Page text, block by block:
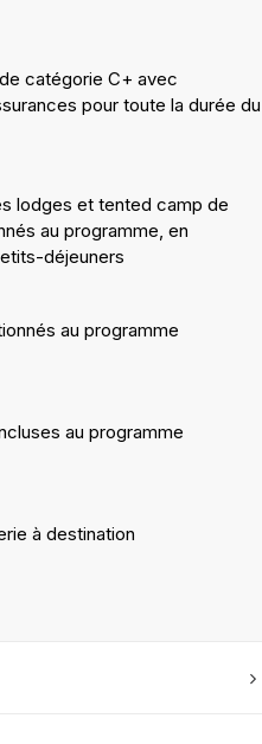
catégorie C+ avec
pour toute la durée du
lodges et tented camp de
au programme, en
déjeuners
au programme
au programme
à destination